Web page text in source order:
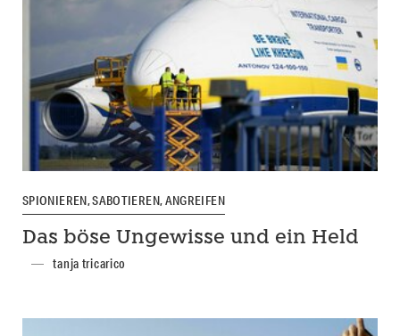
SPIONIEREN, SABOTIEREN, ANGREIFEN
Das böse Ungewisse und ein Held
tanja tricarico